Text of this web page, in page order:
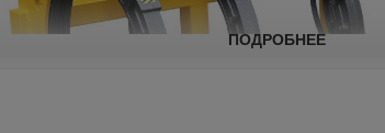
ПОДРОБНЕЕ